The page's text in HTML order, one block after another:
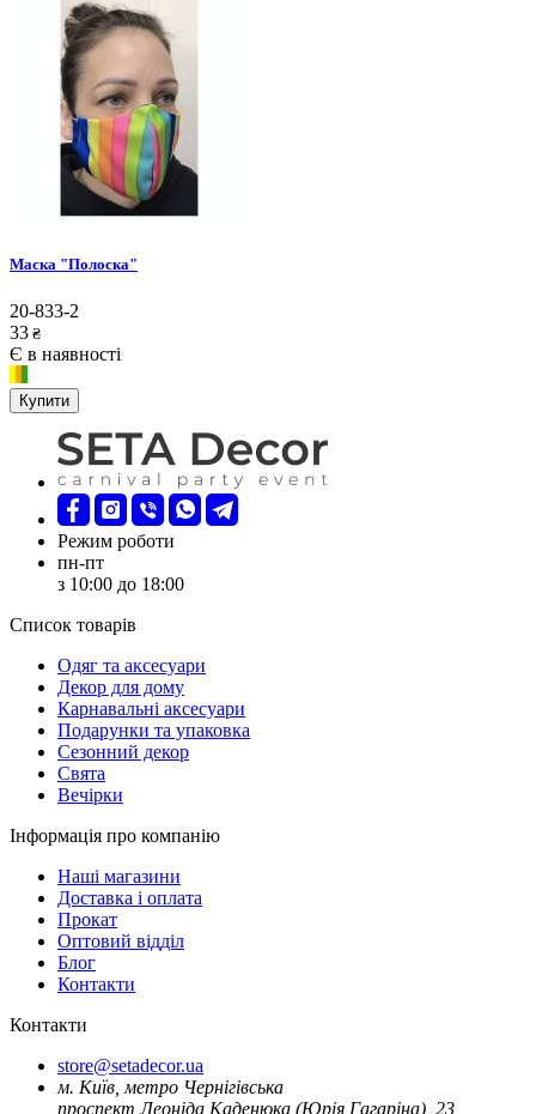
Маска "Полоска"
20-833-2
33 ₴
Є в наявності
Купити
Режим роботи
пн-пт
з 10:00 до 18:00
Список товарів
Oдяг та аксесуари
Декор для дому
Карнавальні аксесуари
Подарунки та упаковка
Сезонний декор
Свята
Вечірки
Інформація про компанію
Наші магазини
Доставка і оплата
Прокат
Оптовий відділ
Блог
Контакти
Контакти
store@setadecor.ua
м. Київ, метро Чернігівська
проспект Леоніда Каденюка (Юрія Гагаріна), 23